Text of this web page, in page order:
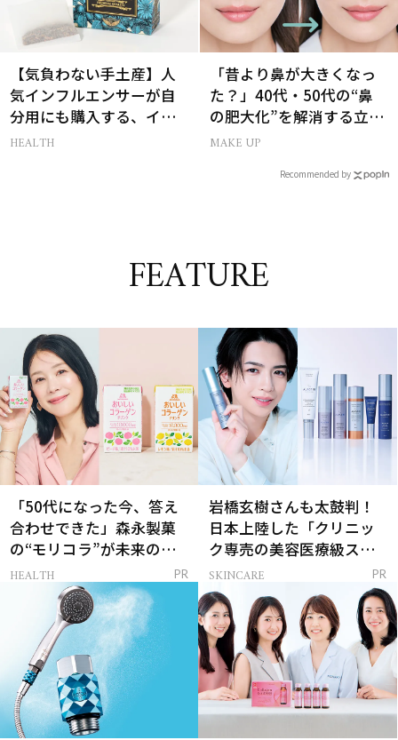
【気負わない手土産】人
気インフルエンサーが自
分用にも購入する、イチ
押しギフト3選
HEALTH
「昔より鼻が大きくなっ
た？」40代・50代の“鼻
の肥大化”を解消する立体
小鼻メイク
MAKE UP
Recommended by
FEATURE
「50代になった今、答え
合わせできた」森永製菓
の“モリコラ”が未来のキ
レイを連れてくる！
HEALTH PR
岩橋玄樹さんも太鼓判！
日本上陸した「クリニッ
ク専売の美容医療級スキ
ンケア」
SKINCARE PR